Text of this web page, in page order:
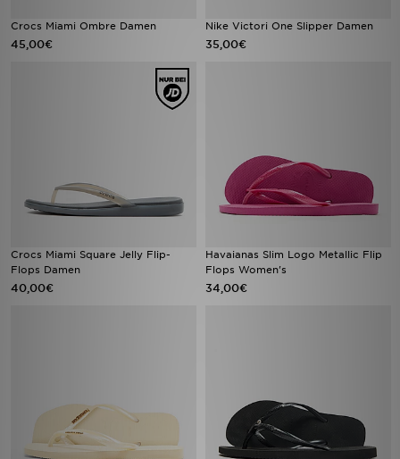
Crocs Miami Ombre Damen
45,00€
Nike Victori One Slipper Damen
35,00€
Crocs Miami Square Jelly Flip-
Flops Damen
40,00€
Havaianas Slim Logo Metallic Flip
Flops Women's
34,00€